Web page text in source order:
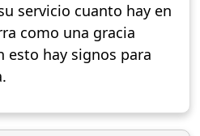
servicio cuanto hay en
como una gracia
esto hay signos para